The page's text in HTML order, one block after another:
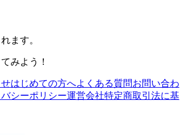
ます。
みよう！
はじめての方へよくある質問お問い合わ
シーポリシー運営会社特定商取引法に基